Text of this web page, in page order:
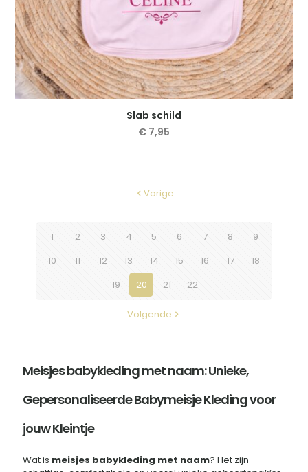
Slab schild
€ 7,95
meerdere
variaties.
kan
worden
op
Vorige
1 2 3 4 5 6 7 8
9
10
11 12 13 14 15 16 17
18
19
20 21 22
Volgende
Meisjes babykleding met naam: Unieke,
Gepersonaliseerde Babymeisje Kleding voor
jouw Kleintje
Wat is meisjes babykleding met naam? Het zijn